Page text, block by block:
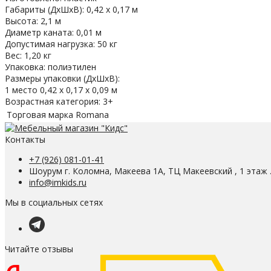
Габариты (ДхШхВ): 0,42 х 0,17 м
Высота: 2,1 м
Диаметр каната: 0,01 м
Допустимая нагрузка: 50 кг
Вес: 1,20 кг
Упаковка: полиэтилен
Размеры упаковки (ДхШхВ):
1 место 0,42 х 0,17 х 0,09 м
Возрастная категория: 3+
Торговая марка Romana
Контакты
+7 (926) 081-01-41
Шоурум г. Коломна, Макеева 1А, ТЦ Макеевский , 1 этаж
info@imkids.ru
Мы в социальных сетях
Читайте отзывы